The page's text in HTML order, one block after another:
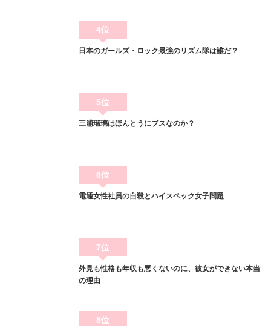
4位
日本のガールズ・ロック最強のリズム隊は誰だ？
5位
三浦瑠璃はほんとうにブスなのか？
6位
電通女性社員の自殺とハイスペック女子問題
7位
外見も性格も年収も悪くないのに、彼女ができない本当
の理由
8位